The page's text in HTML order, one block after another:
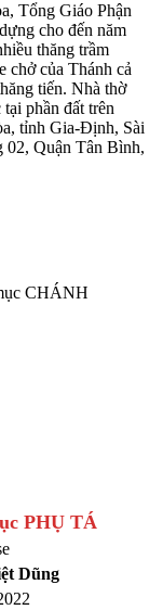
Tổng Giáo Phận
cho đến năm
thăng trầm
chở của Thánh cả
tiến. Nhà thờ
phần đất trên
tỉnh Gia-Định, Sài
02, Quận Tân Bình,
PHỤ TÁ
Dũng